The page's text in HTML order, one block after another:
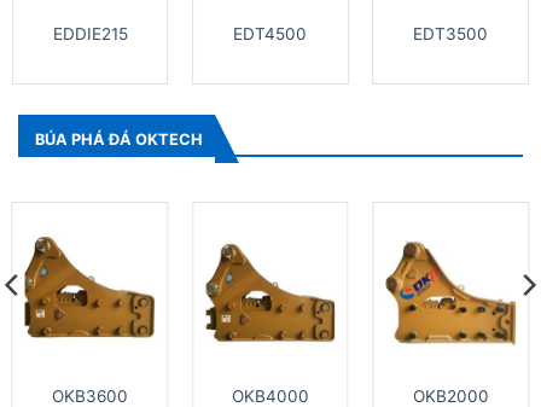
EDDIE215 EDT4500 EDT3500
BÚA PHÁ ĐÁ OKTECH
OKB3600 OKB4000 OKB2000